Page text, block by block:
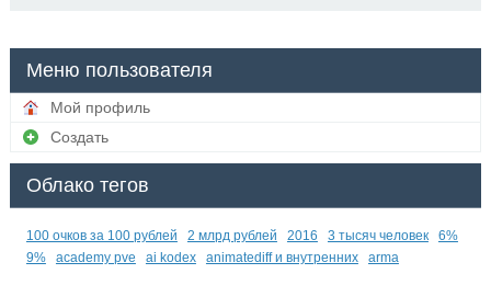
Меню пользователя
Мой профиль
Создать
Облако тегов
100 очков за 100 рублей 2 млрд рублей 2016 3 тысяч человек
6%
9%
academy pve ai kodex animatediff и внутренних arma